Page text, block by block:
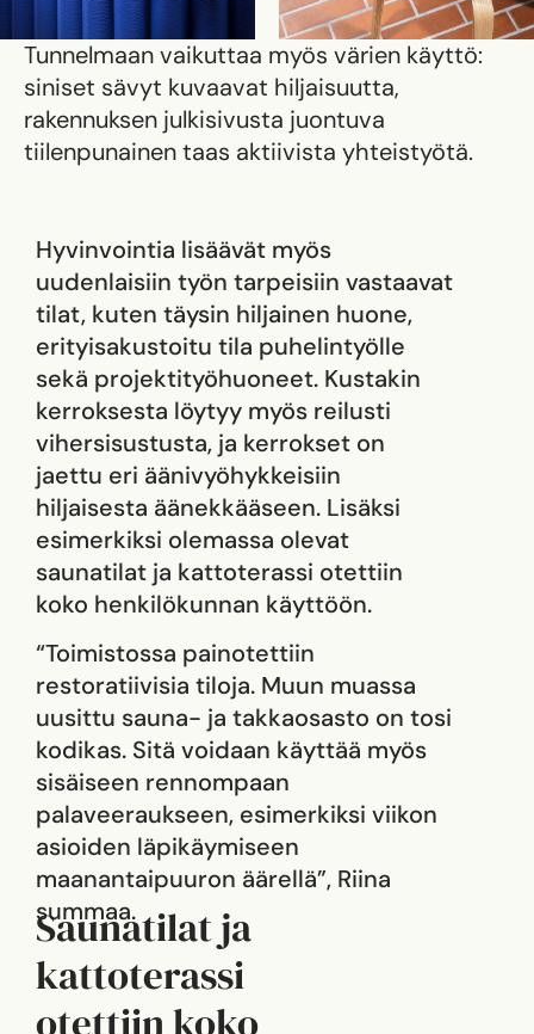
Tunnelmaan vaikuttaa myös värien käyttö:
siniset sävyt kuvaavat hiljaisuutta,
rakennuksen julkisivusta juontuva
tiilenpunainen taas aktiivista yhteistyötä.
Hyvinvointia lisäävät myös
uudenlaisiin työn tarpeisiin vastaavat
tilat, kuten täysin hiljainen huone,
erityisakustoitu tila puhelintyölle
sekä projektityöhuoneet. Kustakin
kerroksesta löytyy myös reilusti
vihersisustusta, ja kerrokset on
jaettu eri äänivyöhykkeisiin
hiljaisesta äänekkääseen. Lisäksi
esimerkiksi olemassa olevat
saunatilat ja kattoterassi otettiin
koko henkilökunnan käyttöön.
“Toimistossa painotettiin
restoratiivisia tiloja. Muun muassa
uusittu sauna- ja takkaosasto on tosi
kodikas. Sitä voidaan käyttää myös
sisäiseen rennompaan
palaveeraukseen, esimerkiksi viikon
asioiden läpikäymiseen
maanantaipuuron äärellä”, Riina
summaa.
Saunatilat ja
kattoterassi
otettiin koko